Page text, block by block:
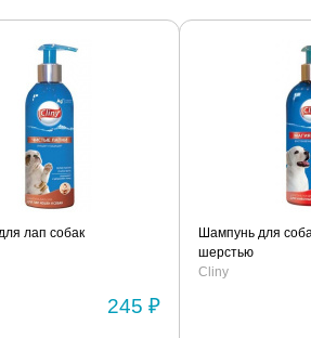
лап собак
245 ₽
Шампунь для
шерстью
Cliny